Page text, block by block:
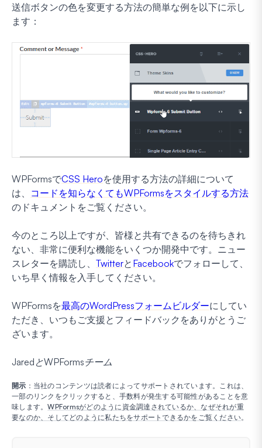
送信ボタンの色を変更する方法の簡単な例を以下に示し
ます：
WPFormsでCSS Heroを使用する方法の詳細について
は、 コードを知らなくてもWPFormsをスタイルする方法
のドキュメントをご覧ください。
今のところ以上ですが、皆様と共有できるのを待ちきれ
ない、非常に便利な機能をいくつか開発中です。ニュー
スレターを購読し、 Twitterと Facebookでフォローして、
いち早く情報を入手してください。
WPFormsを最高のWordPressフォームビルダーにしてい
ただき、いつもご支援とフィードバックをありがとうご
ざいます。
JaredとWPFormsチーム
開示 ：当社のコンテンツは読者によってサポートされています。これは、
一部のリンクをクリックすると、手数料が発生する可能性があることを意
味します。WPFormsがどのように資金調達されているか、なぜそれが重
要なのか、そしてどのように私たちをサポートできるかをご覧ください。